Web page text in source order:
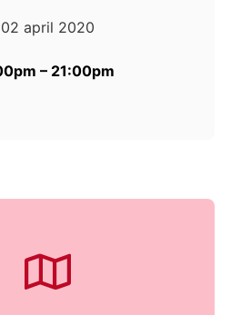
02 april 2020
– 21:00pm